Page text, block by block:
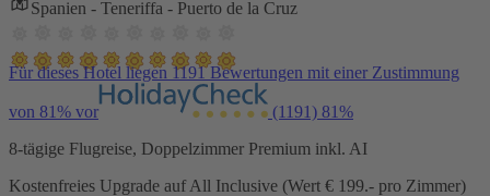
Spanien - Teneriffa - Puerto de la Cruz
Für dieses Hotel liegen 1191 Bewertungen mit einer Zustimmung
von 81% vor (1191) 81%
8-tägige Flugreise, Doppelzimmer Premium inkl. AI
Kostenfreies Upgrade auf All Inclusive (Wert € 199.- pro Zimmer)